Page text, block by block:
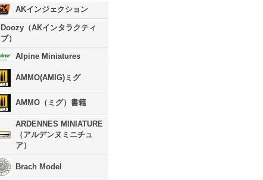
AKインジェクション
Doozy（AKインタラクティ
ブ）
Alpine Miniatures
AMMO(AMIG)ミグ
AMMO（ミグ）書籍
ARDENNES MINIATURE
（アルデンヌミニチュ
ア）
Brach Model